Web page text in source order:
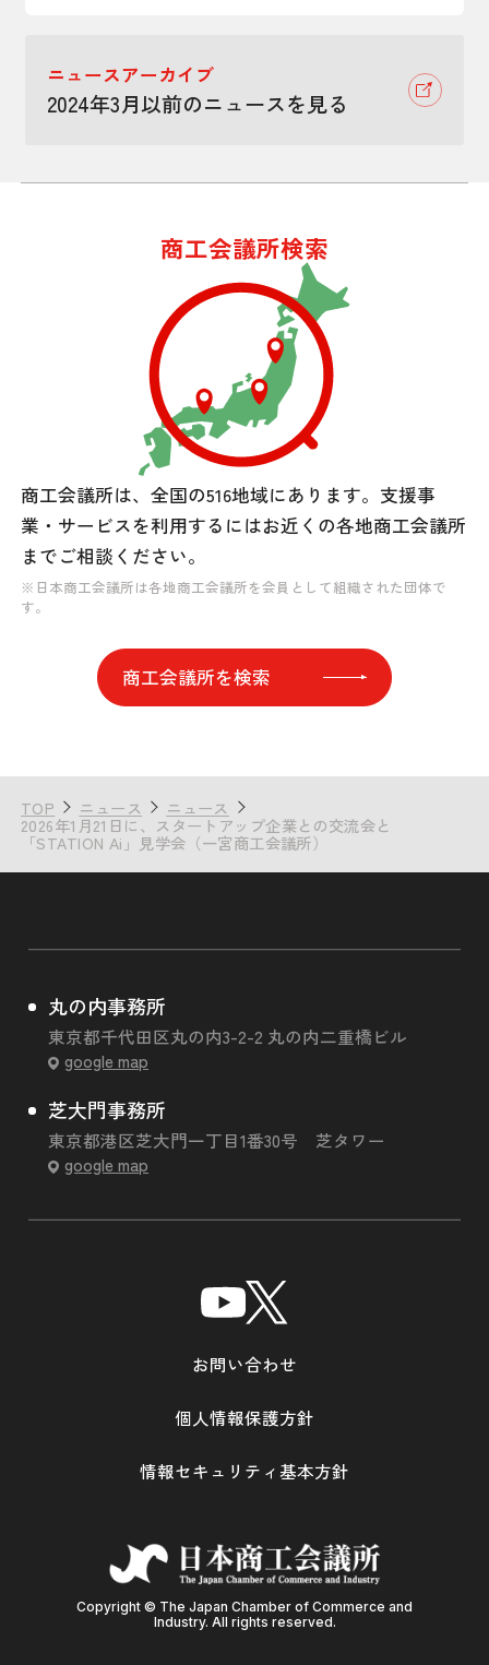
ニュースアーカイブ
2024年3月以前のニュースを見る
商工会議所検索
商工会議所は、全国の516地域にあります。 支援事
業・サービスを利用するにはお近くの各地商工会議所
までご相談ください。
※日本商工会議所は各地商工会議所を会員として組織された団体で
す。
商工会議所を検索
TOP ニュース ニュース
2026年1月21日に、スタートアップ企業との交流会と
「STATION Ai」見学会（一宮商工会議所）
丸の内事務所
東京都千代田区丸の内3-2-2 丸の内二重橋ビル
google map
芝大門事務所
東京都港区芝大門一丁目1番30号 芝タワー
google map
Copyright © The Japan Chamber of Commerce and
Industry. All rights reserved.
お問い合わせ
個人情報保護方針
情報セキュリティ基本方針